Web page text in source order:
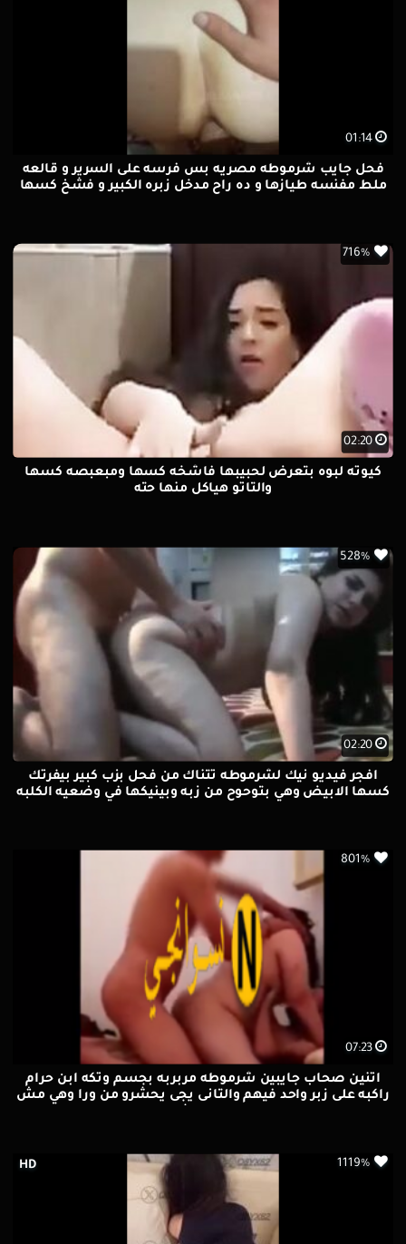
01:14
فحل جايب شرموطه مصريه بس فرسه على السرير و قالعه
ملط مفنسه طيازها و ده راح مدخل زبره الكبير و فشخ كسها
02:20
716%
كيوته لبوه بتعرض لحبيبها فاشخه كسها ومبعبصه كسها
والتاتو هياكل منها حته
02:20
528%
افجر فيديو نيك لشرموطه تتناك من فحل بزب كبير بيفرتك
كسها الابيض وهي بتوحوح من زبه وبينيكها في وضعيه الكلبه
07:23
801%
اتنين صحاب جايبين شرموطه مربربه بجسم وتكه ابن حرام
راكبه على زبر واحد فيهم والتانى يجى يحشرو من ورا وهي مش
HD 1119%